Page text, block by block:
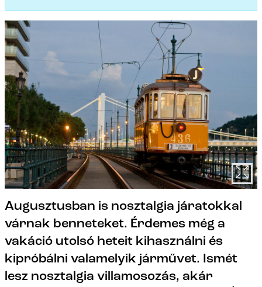
Augusztusban is nosztalgia járatokkal
várnak benneteket. Érdemes még a
vakáció utolsó heteit kihasználni és
kipróbálni valamelyik járművet. Ismét
lesz nosztalgia villamosozás, akár